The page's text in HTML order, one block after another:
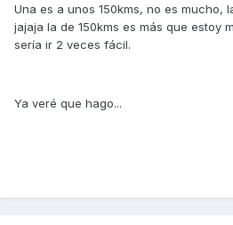
extraordinariamente bien cuando
de ellas... Ya cuando hay que
asistencia es una lotería (igual que
Una es a unos 150kms, no es mucho,
jajaja la de 150kms es más que estoy
sería ir 2 veces fácil.
Ya veré que hago...